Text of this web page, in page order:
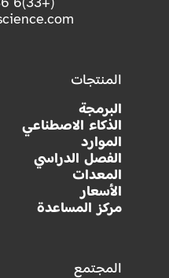
المنتجات
البرمجة
الذكاء الاصطناعي
الموارد
الفصل الدراسي
المعدات
الأسعار
مركز المساعدة
المجتمع